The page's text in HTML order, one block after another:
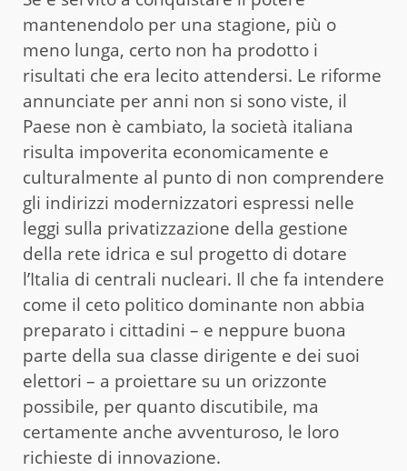
mantenendolo per una stagione, più o
meno lunga, certo non ha prodotto i
risultati che era lecito attendersi. Le riforme
annunciate per anni non si sono viste, il
Paese non è cambiato, la società italiana
risulta impoverita economicamente e
culturalmente al punto di non comprendere
gli indirizzi modernizzatori espressi nelle
leggi sulla privatizzazione della gestione
della rete idrica e sul progetto di dotare
l’Italia di centrali nucleari. Il che fa intendere
come il ceto politico dominante non abbia
preparato i cittadini – e neppure buona
parte della sua classe dirigente e dei suoi
elettori – a proiettare su un orizzonte
possibile, per quanto discutibile, ma
certamente anche avventuroso, le loro
richieste di innovazione.